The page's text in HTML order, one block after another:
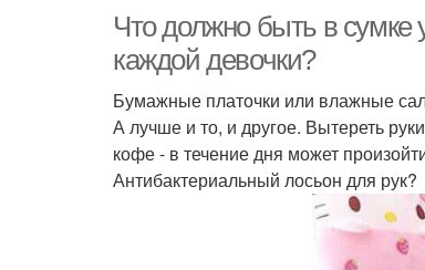
Что должно быть в сумке
каждой девочки?
Бумажные платочки или влажные
А лучше и то, и другое. Вытереть
кофе - в течение дня может
Антибактериальный лосьон для рук?